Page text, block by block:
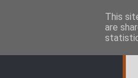
This
are